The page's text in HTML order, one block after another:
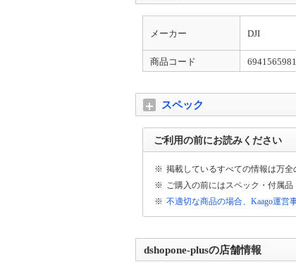
配送について
配送先が【沖縄県・離島】の場合は通
出荷日についてのお知らせ
宅配便とは異なる為、ご入金確認後の
大型商品の配送について
大型商品（梱包サイズ合計が260cmも
大型商品は原則日時指定不可となりま
メーカー DJI
商品コード
スペック
ご利用の前にお読みください
※ 掲載しているすべての情報は万全
※ ご購入の前にはスペック・付属
※ 不適切な商品の場合、Kaago運営
dshopone-plusの店舗情報